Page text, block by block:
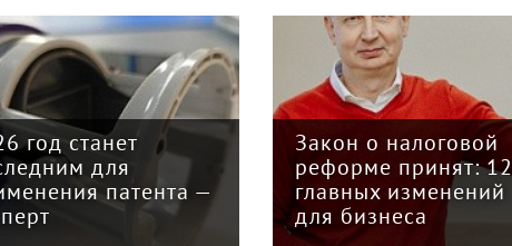
год станет
для
патента —
Закон о налоговой
реформе принят: 12
главных изменений
для бизнеса